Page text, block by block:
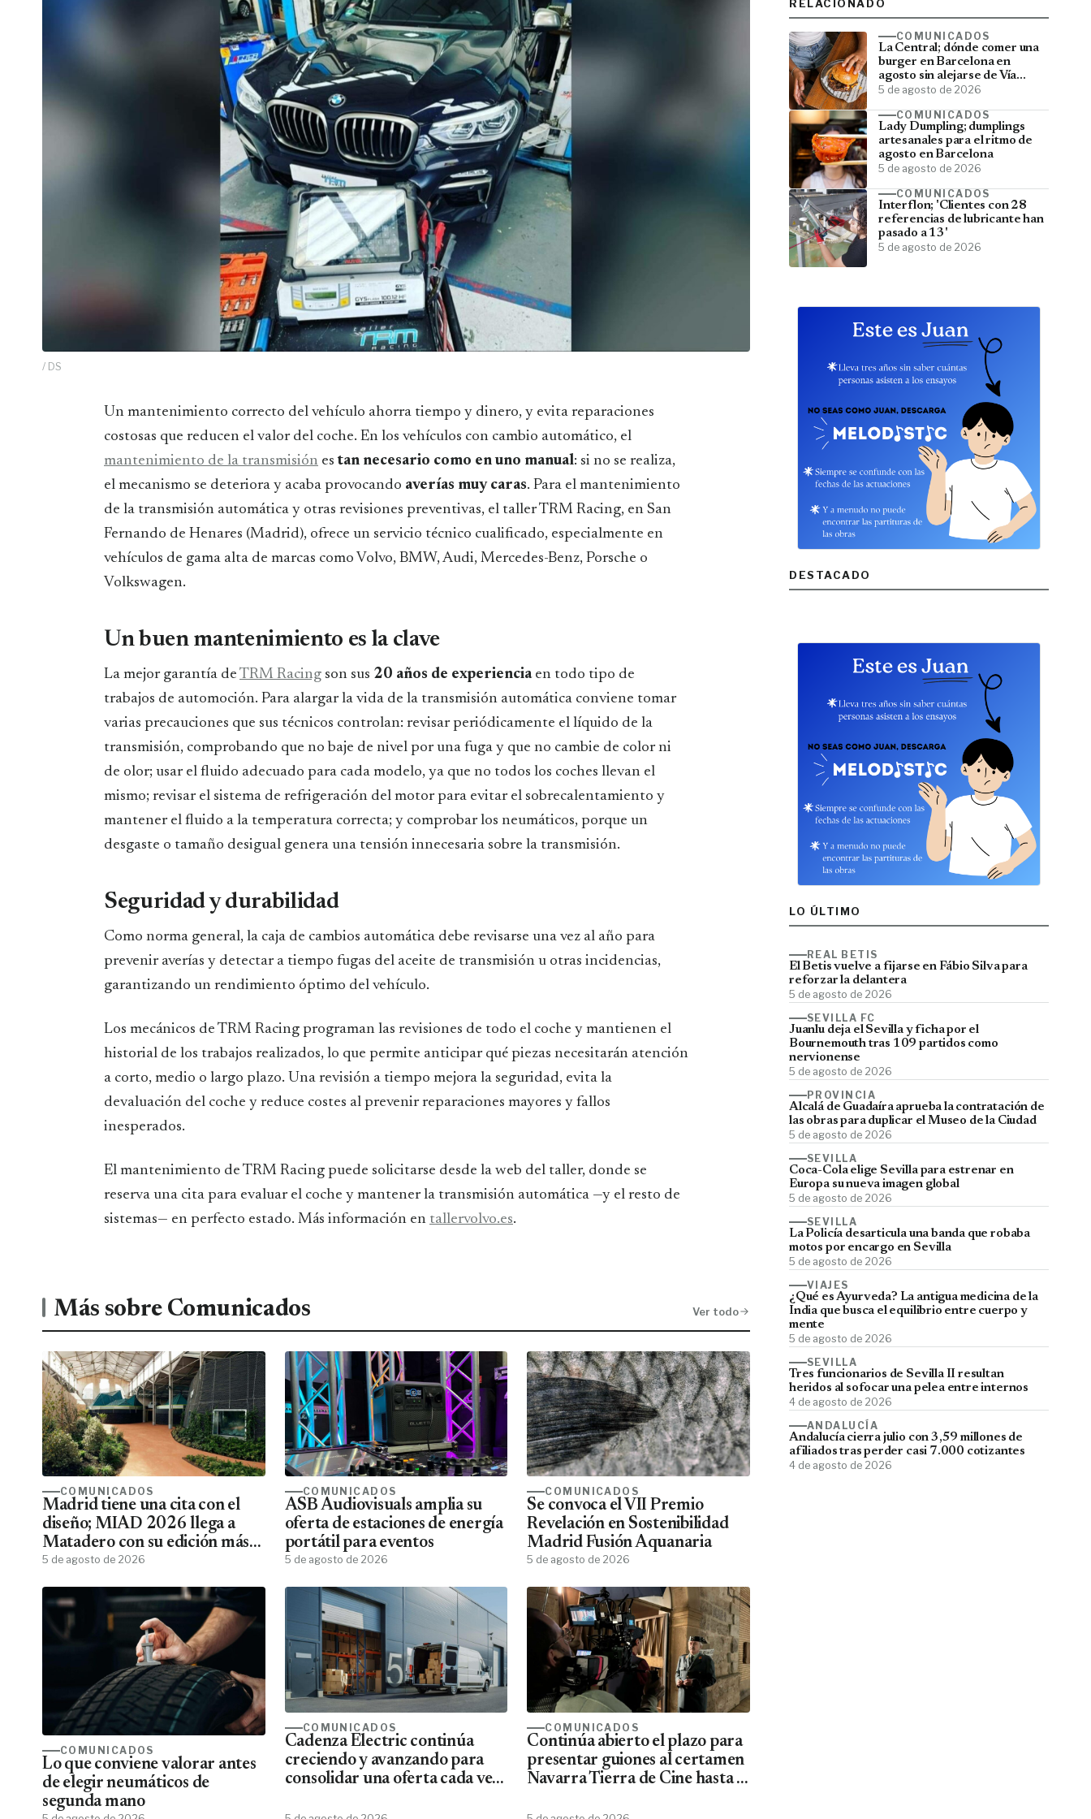
/ DS
Un mantenimiento correcto del vehículo ahorra tiempo y dinero, y evita reparaciones
costosas que reducen el valor del coche. En los vehículos con cambio automático, el
mantenimiento de la transmisión estan necesario como en uno manual: si no se realiza,
el mecanismo se deteriora y acaba provocando averías muy caras. Para el mantenimiento
de la transmisión automática y otras revisiones preventivas, el taller TRM Racing, en San
Fernando de Henares (Madrid), ofrece un servicio técnico cualificado, especialmente en
vehículos de gama alta de marcas como Volvo, BMW, Audi, Mercedes-Benz, Porsche o
Volkswagen.
Un buen mantenimiento es la clave
La mejor garantía de TRM Racing son sus 20 años de experiencia en todo tipo de
trabajos de automoción. Para alargar la vida de la transmisión automática conviene tomar
varias precauciones que sus técnicos controlan: revisar periódicamente el líquido de la
transmisión, comprobando que no baje de nivel por una fuga y que no cambie de color ni
de olor; usar el fluido adecuado para cada modelo, ya que no todos los coches llevan el
mismo; revisar el sistema de refrigeración del motor para evitar el sobrecalentamiento y
mantener el fluido a la temperatura correcta; y comprobar los neumáticos, porque un
desgaste o tamaño desigual genera una tensión innecesaria sobre la transmisión.
Seguridad y durabilidad
Como norma general, la caja de cambios automática debe revisarse una vez al año para
prevenir averías y detectar a tiempo fugas del aceite de transmisión u otras incidencias,
garantizando un rendimiento óptimo del vehículo.
Los mecánicos de TRM Racing programan las revisiones de todo el coche y mantienen el
historial de los trabajos realizados, lo que permite anticipar qué piezas necesitarán atención
a corto, medio o largo plazo. Una revisión a tiempo mejora la seguridad, evita la
devaluación del coche y reduce costes al prevenir reparaciones mayores y fallos
inesperados.
El mantenimiento de TRM Racing puede solicitarse desde la web del taller, donde se
reserva una cita para evaluar el coche y mantener la transmisión automática —y el resto de
sistemas— en perfecto estado. Más información en tallervolvo.es.
Más sobre Comunicados Ver todo
COMUNICADOS
Madrid tiene una cita con el
diseño; MIAD 2026 llega a
Matadero con su edición más
ambiciosa
5 de agosto de 2026
COMUNICADOS
ASB Audiovisuals amplia su
oferta de estaciones de energía
portátil para eventos
5 de agosto de 2026
COMUNICADOS
Se convoca el VII Premio
Revelación en Sostenibilidad
Madrid Fusión Aquanaria
5 de agosto de 2026
COMUNICADOS
Lo que conviene valorar antes
de elegir neumáticos de
segunda mano
COMUNICADOS
Cadenza Electric continúa
creciendo y avanzando para
consolidar una oferta cada vez
COMUNICADOS
Continúa abierto el plazo para
presentar guiones al certamen
Navarra Tierra de Cine hasta el
RELACIONADO
COMUNICADOS
La Central; dónde comer una
burger en Barcelona en
agosto sin alejarse de Vía
Laietana
5 de agosto de 2026
COMUNICADOS
Lady Dumpling; dumplings
artesanales para el ritmo de
agosto en Barcelona
5 de agosto de 2026
COMUNICADOS
Interflon; 'Clientes con 28
referencias de lubricante han
pasado a 13'
5 de agosto de 2026
DESTACADO
LO ÚLTIMO
REAL BETIS
El Betis vuelve a fijarse en Fábio Silva para
reforzar la delantera
5 de agosto de 2026
SEVILLA FC
Juanlu deja el Sevilla y ficha por el
Bournemouth tras 109 partidos como
nervionense
5 de agosto de 2026
PROVINCIA
Alcalá de Guadaíra aprueba la contratación de
las obras para duplicar el Museo de la Ciudad
5 de agosto de 2026
SEVILLA
Coca-Cola elige Sevilla para estrenar en
Europa su nueva imagen global
5 de agosto de 2026
SEVILLA
La Policía desarticula una banda que robaba
motos por encargo en Sevilla
5 de agosto de 2026
VIAJES
¿Qué es Ayurveda? La antigua medicina de la
India que busca el equilibrio entre cuerpo y
mente
5 de agosto de 2026
SEVILLA
Tres funcionarios de Sevilla II resultan
heridos al sofocar una pelea entre internos
4 de agosto de 2026
ANDALUCÍA
Andalucía cierra julio con 3,59 millones de
afiliados tras perder casi 7.000 cotizantes
4 de agosto de 2026